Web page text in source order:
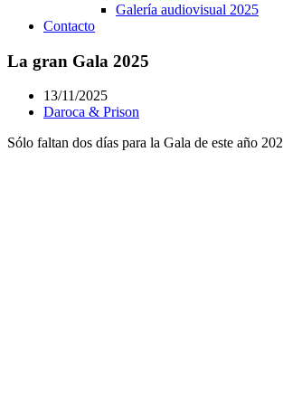
Galería audiovisual 2025
Contacto
La gran Gala 2025
13/11/2025
Daroca & Prison
Sólo faltan dos días para la Gala de este año